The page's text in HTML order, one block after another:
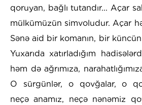
qoruyan, bağlı tutandır... Açar
mülkümüzün simvoludur. Açar
Sənə aid bir komanın, bir
Yuxarıda xatırladığım
həm də ağrımıza,
O sürgünlər, o qovğalar, o
neçə anamız, neçə nənəmiz